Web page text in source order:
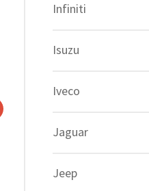
Infiniti
Isuzu
Iveco
Jaguar
Jeep